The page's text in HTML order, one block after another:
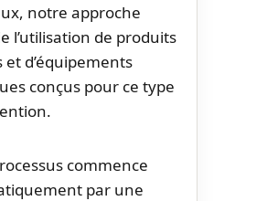
notre approche
l’utilisation de produits
et d’équipements
conçus pour ce type
commence
par une